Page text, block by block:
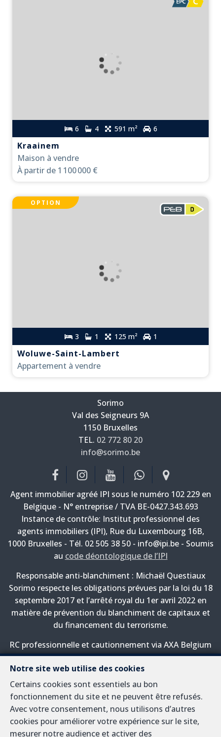
6 4 591 m² 6
Kraainem
Maison à vendre
À partir de 1 100 000 €
3 1 125 m² 1
OPTION
Woluwe-Saint-Lambert
Appartement à vendre
Notre site web utilise des cookies
Certains cookies sont essentiels au bon
fonctionnement du site et ne peuvent être refusés.
Avec votre consentement, nous utilisons d’autres
cookies pour améliorer votre expérience sur le site,
mesurer notre audience et activer des
Sorimo
—
Val des Seigneurs 9A
—
1150 Bruxelles
TEL. 02 772 80 20
—
info@sorimo.be
Agent immobilier agréé IPI sous le numéro 102 229 en
Belgique - N° entreprise / TVA BE-0427.343.693
Instance de contrôle: Institut professionnel des
agents immobiliers (IPI), Rue du Luxembourg 16B,
1000 Bruxelles - Tél. 02 505 38 50 - info@ipi.be - Soumis
au code déontologique de l’IPI
Responsable anti-blanchiment : Michaël Questiaux
Sorimo respecte les obligations prévues par la loi du 18
septembre 2017 et l’arrêté royal du 1er avril 2022 en
matière de prévention du blanchiment de capitaux et
du financement du terrorisme.
RC professionnelle et cautionnement via AXA Belgium
SA, Place du Trône 1, 1000 Bruxelles – police n°
730.390.160. Couverture valable pour les activités
réalisées en Belgique
A propos